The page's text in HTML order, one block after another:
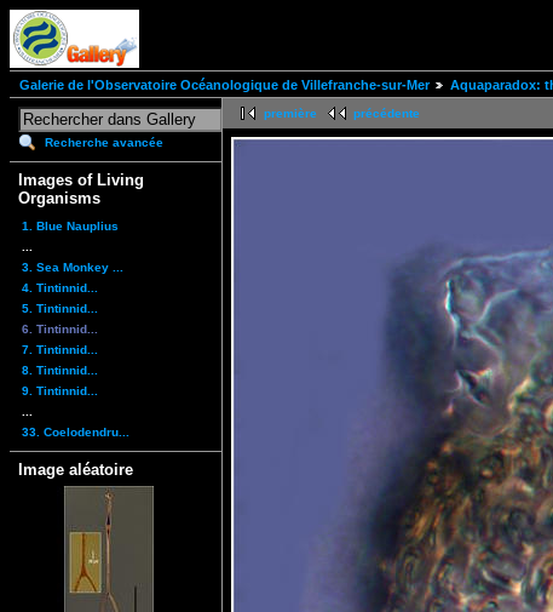
Galerie de l'Observatoire Océanologique de Villefranche-sur-Mer Aquaparadox:
Recherche avancée
Images of Living
Organisms
1. Blue Nauplius
3. Sea Monkey ...
4. Tintinnid...
5. Tintinnid...
6. Tintinnid...
7. Tintinnid...
8. Tintinnid...
9. Tintinnid...
33. Coelodendru...
Image aléatoire
première précédente